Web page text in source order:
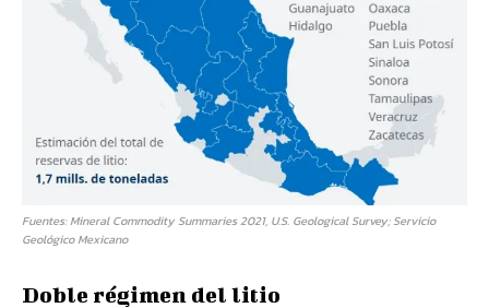
Fuentes: Mineral Commodity Summaries 2021, U.S. Geological Survey; Servicio
Geológico Mexicano
Doble régimen del litio